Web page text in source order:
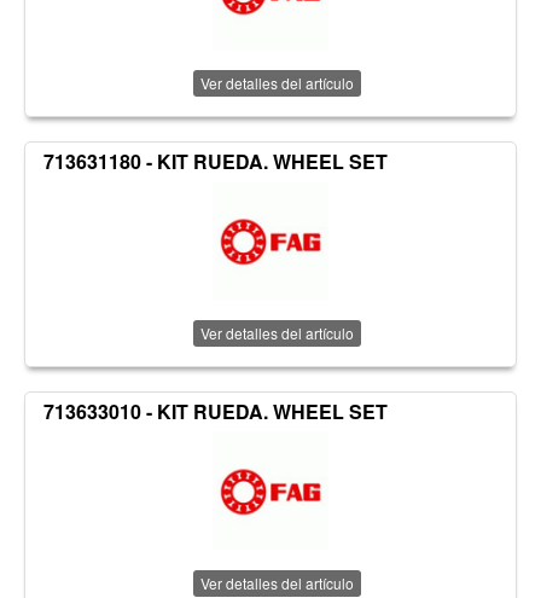
Ver detalles del artículo
713631180 - KIT RUEDA. WHEEL SET
Ver detalles del artículo
713633010 - KIT RUEDA. WHEEL SET
Ver detalles del artículo